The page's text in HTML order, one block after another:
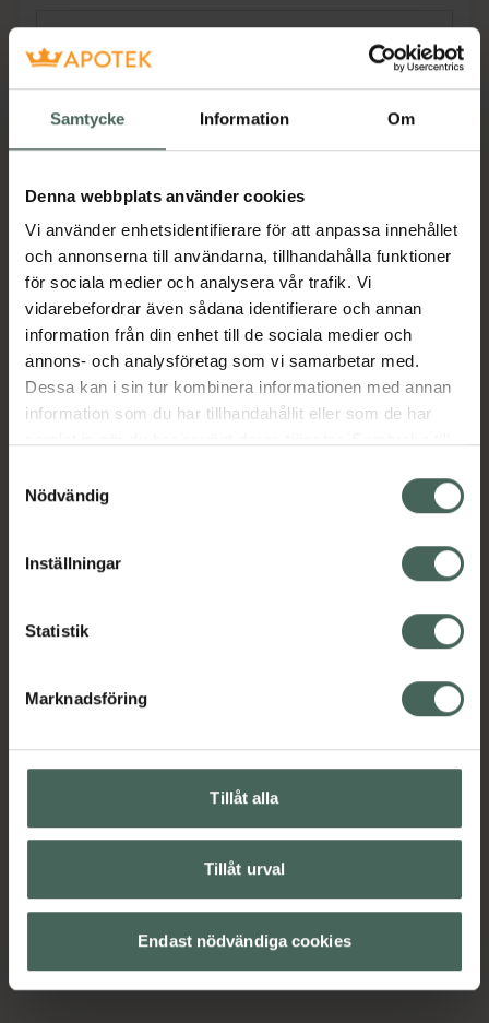
Samtycke Information Om
Denna webbplats använder cookies
Vi använder enhetsidentifierare för att anpassa innehållet
och annonserna till användarna, tillhandahålla funktioner
för sociala medier och analysera vår trafik. Vi
vidarebefordrar även sådana identifierare och annan
information från din enhet till de sociala medier och
annons- och analysföretag som vi samarbetar med.
Dessa kan i sin tur kombinera informationen med annan
information som du har tillhandahållit eller som de har
återkalla ditt samtycke via webbplatsens
cookieinställningar. Ett återkallat samtycke påverkar inte
lagligheten av behandling som skett innan återkallelsen.
Nödvändig
Inställningar
Statistik
Marknadsföring
Tillåt alla
Tillåt urval
Endast nödvändiga cookies
Dölj
Receptfritt läkemedel. Läs alltid
bipacksedeln innan användning.
Ricinolja APL är ett receptfritt,
apotekstillverkat läkemedel
(extempore/lagerberedning) från Apotek
Produktion & Laboratorier AB (APL).
Produkten innehåller ricinolja (jungfruolja) och
tillhör gruppen stimulerande laxermedel.
Ricinolja används vid kortvarig behandling av
tillfällig förstoppning. Den verksamma
effekten uppstår genom att ricinolja
stimulerar tarmrörelserna när den bryts ned i
tarmtömning. [fass.se]
Observera: Ricinolja är avsedd för tillfälligt
under längre tid.
EAN:07322833368267